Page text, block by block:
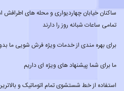
ساکنان خیابان چهاردیواری و محله های اطرافش
تمامی ساعات شبانه روز را دارند
برای بهره مندی از خدمات ویژه فرش شویی ما
ما برای شما پیشنهاد های ویژه ای داریم
استفاده از خط شستشوی تمام اتوماتیک و